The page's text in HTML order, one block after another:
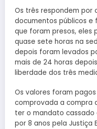
Os três respondem por
documentos públicos e
que foram presos, eles
quase sete horas na
depois foram levados
mais de 24 horas
liberdade dos três
Os valores foram
comprovada a compra
ter o mandato cassado
por 8 anos pela Justiça